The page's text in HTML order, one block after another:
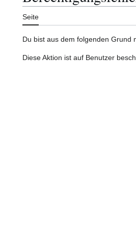
Seite
Du bist aus dem folgenden Grund
Diese Aktion ist auf Benutzer